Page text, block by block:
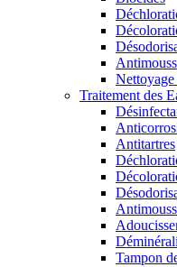
Nettoyage
Traitement des
Antitartres
Tampon